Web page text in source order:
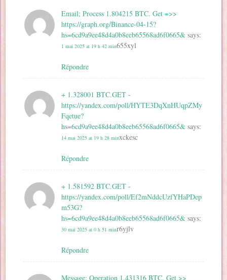
Email; Process 1.804215 BTC. Get =>>
https://graph.org/Binance-04-15?
hs=6cd9a9ee48d4a0b8eeb65568ad6f0665& says:
1 mai 2025 at 19 h 42 min655xyl
Répondre
+ 1.328001 BTC.GET -
https://yandex.com/poll/HYTE3DqXnHUqpZMy
Fqetue?
hs=6cd9a9ee48d4a0b8eeb65568ad6f0665& says:
14 mai 2025 at 19 h 28 minxckesc
Répondre
+ 1.581592 BTC.GET -
https://yandex.com/poll/Ef2mNddcUzfYHaPDep
m53G?
hs=6cd9a9ee48d4a0b8eeb65568ad6f0665& says:
30 mai 2025 at 0 h 51 minr6yjlv
Répondre
Message; Operation 1,431316 BTC. Get >>